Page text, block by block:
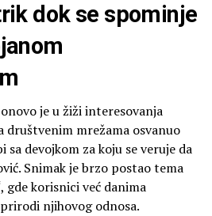
dok se spominje
je u žiži interesovanja
društvenim mrežama osvanuo
sa devojkom za koju se veruje da
Snimak je brzo postao tema
gde korisnici već danima
njihovog odnosa.